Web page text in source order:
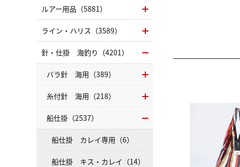
ルアー用品（5881）
ライン・ハリス（3589）
針・仕掛 海釣り（4201）
バラ針 海用（389）
糸付針 海用（218）
船仕掛（2537）
船仕掛 カレイ専用（6）
船仕掛 キス・カレイ（14）